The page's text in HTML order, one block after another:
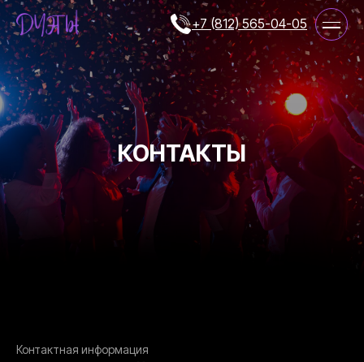
+7 (812) 565-04-05
КОНТАКТЫ
Контактная информация